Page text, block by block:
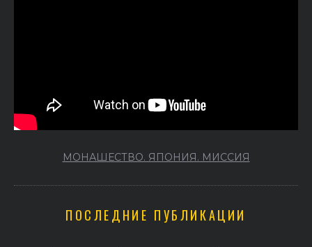
МОНАШЕСТВО. ЯПОНИЯ. МИССИЯ
ПОСЛЕДНИЕ ПУБЛИКАЦИИ